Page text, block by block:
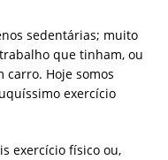
sedentárias; muito
que tinham, ou
carro. Hoje somos
exercício
exercício físico ou,